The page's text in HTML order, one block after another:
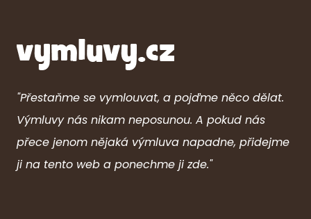
"Přestaňme se vymlouvat, a pojďme něco dělat.
Výmluvy nás nikam neposunou. A pokud nás
přece jenom nějaká výmluva napadne, přidejme
ji na tento web a ponechme ji zde."